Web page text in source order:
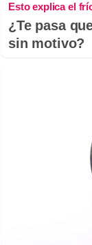
Esto explica el
¿Te pasa
sin motivo?